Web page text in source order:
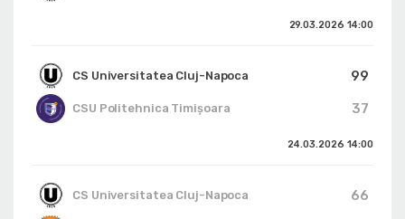
29.03.2026 14:00
CS Universitatea Cluj-Napoca
99
37
CSU Politehnica Timișoara
24.03.2026 14:00
CS Universitatea Cluj-Napoca
66